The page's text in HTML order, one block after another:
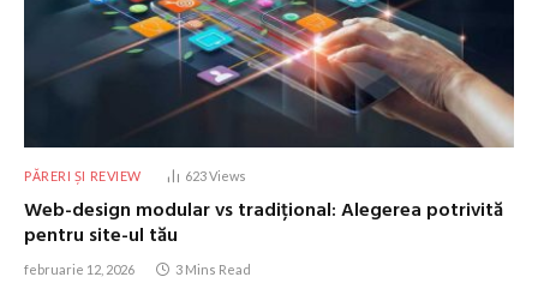
PĂRERI ȘI REVIEW 623Views
Web-design modular vs tradițional: Alegerea potrivită
pentru site-ul tău
februarie 12, 2026 3 Mins Read